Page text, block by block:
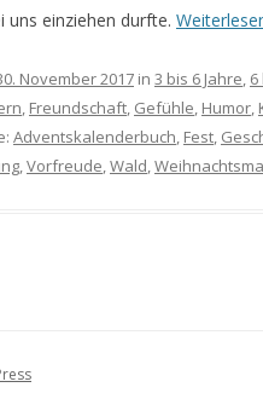
uns einziehen durfte.
November 2017 in 3 bis 6 Jahre, 6
, Freundschaft, Gefühle, Humor,
Adventskalenderbuch, Fest,
,Vorfreude,Wald,